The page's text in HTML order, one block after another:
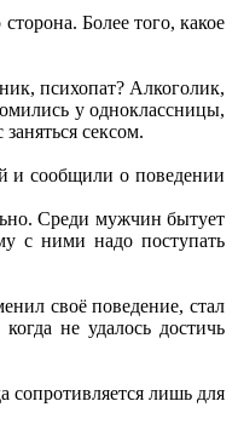
Более того, какое
психопат? Алкоголик,
у одноклассницы,
сексом.
и сообщили о поведении
Среди мужчин бытует
с ними надо поступать
своё поведение, стал
не удалось достичь
сопротивляется лишь для